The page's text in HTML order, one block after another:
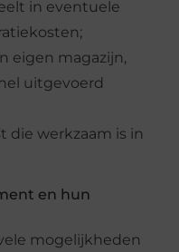
in eventuele
eigen magazijn,
uitgevoerd
die werkzaam is in
en hun
mogelijkheden